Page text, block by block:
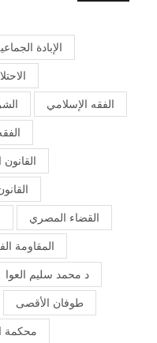
الإبادة
الفقه الإسلامي
القضاء المصري
المقاومة
د محمد سليم العوا
طوفان الأقصى
محكمة